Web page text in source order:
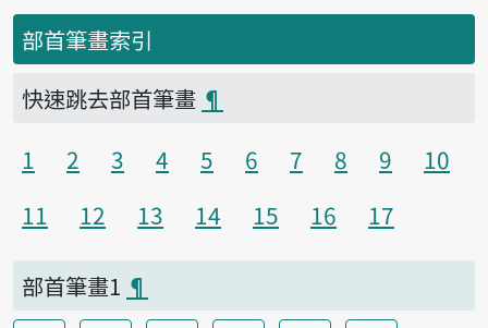
部首筆畫索引
快速跳去部首筆畫 ¶
1
2 3 4 5 6 7 8 9
10
11
12 13 14 15 16 17
部首筆畫1 ¶